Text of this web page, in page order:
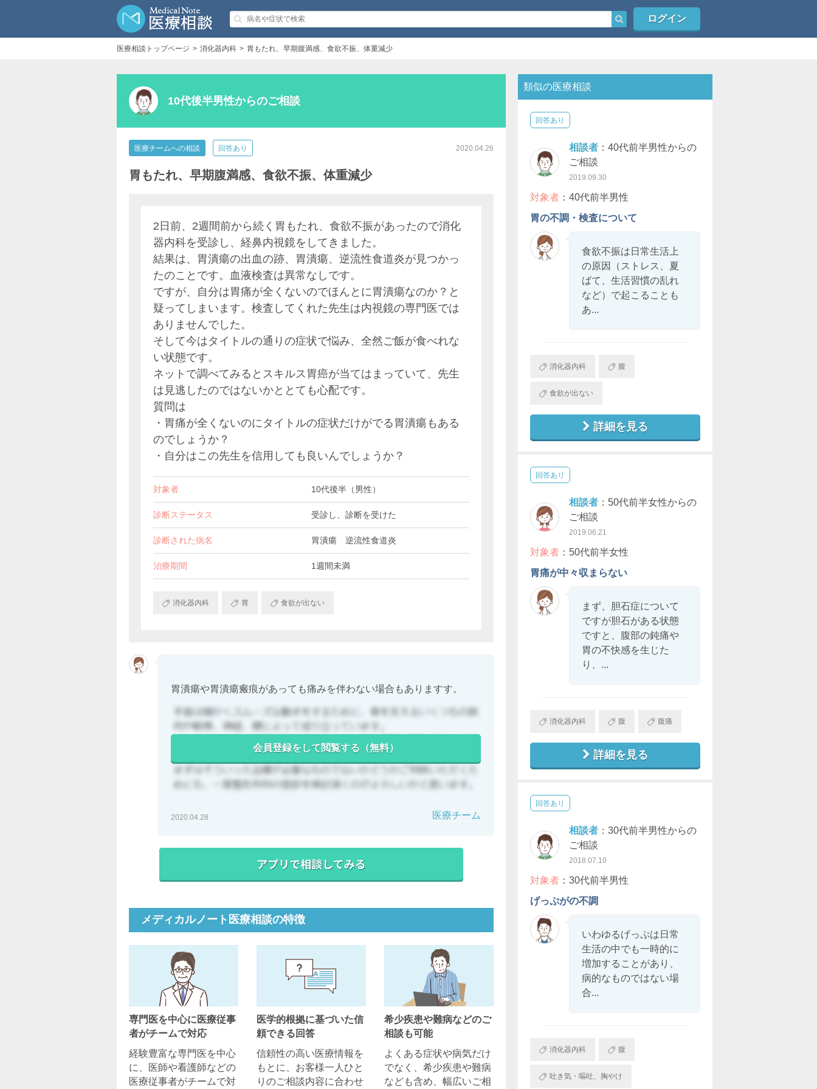
ログイン
医療相談トップページ 消化器内科 胃もたれ、早期腹満感、食欲不振、体重減少
10代後半男性からのご相談
医療チームへの相談 回答あり 2020.04.26
胃もたれ、早期腹満感、食欲不振、体重減少
2日前、2週間前から続く胃もたれ、食欲不振があったので消化
器内科を受診し、経鼻内視鏡をしてきました。
結果は、胃潰瘍の出血の跡、胃潰瘍、逆流性食道炎が見つかっ
たのことです。血液検査は異常なしです。
ですが、自分は胃痛が全くないのでほんとに胃潰瘍なのか？と
疑ってしまいます。検査してくれた先生は内視鏡の専門医では
ありませんでした。
そして今はタイトルの通りの症状で悩み、全然ご飯が食べれな
い状態です。
ネットで調べてみるとスキルス胃癌が当てはまっていて、先生
は見逃したのではないかととても心配です。
質問は
・胃痛が全くないのにタイトルの症状だけがでる胃潰瘍もある
のでしょうか？
・自分はこの先生を信用しても良いんでしょうか？
対象者 10代後半（男性）
診断ステータス 受診し、診断を受けた
診断された病名 胃潰瘍 逆流性食道炎
治療期間 1週間未満
消化器内科 胃 食欲が出ない
胃潰瘍や胃潰瘍瘢痕があっても痛みを伴わない場合もありますす。
会員登録をして閲覧する（無料）
2020.04.28 医療チーム
メディカルノート医療相談の特徴
専門医を中心に医療従事
者がチームで対応
経験豊富な専門医を中心
に、医師や看護師などの
医療従事者がチームで対
医学的根拠に基づいた信
頼できる回答
信頼性の高い医療情報を
もとに、お客様一人ひと
りのご相談内容に合わせ
希少疾患や難病などのご
相談も可能
よくある症状や病気だけ
でなく、希少疾患や難病
なども含め、幅広いご相
類似の医療相談
回答あり
相談者：40代前半男性からの
ご相談
2019.09.30
対象者：40代前半男性
胃の不調・検査について
食欲不振は日常生活上
の原因（ストレス、夏
ばて、生活習慣の乱れ
など）で起こることも
あ...
消化器内科 腹
食欲が出ない
詳細を見る
回答あり
相談者：50代前半女性からの
ご相談
2019.06.21
対象者：50代前半女性
胃痛が中々収まらない
まず、胆石症について
ですが胆石がある状態
ですと、腹部の鈍痛や
胃の不快感を生じた
り、...
消化器内科 腹 腹痛
詳細を見る
回答あり
相談者：30代前半男性からの
ご相談
2018.07.10
対象者：30代前半男性
げっぷがの不調
いわゆるげっぷは日常
生活の中でも一時的に
増加することがあり、
病的なものではない場
合...
消化器内科 腹
吐き気・嘔吐、胸やけ